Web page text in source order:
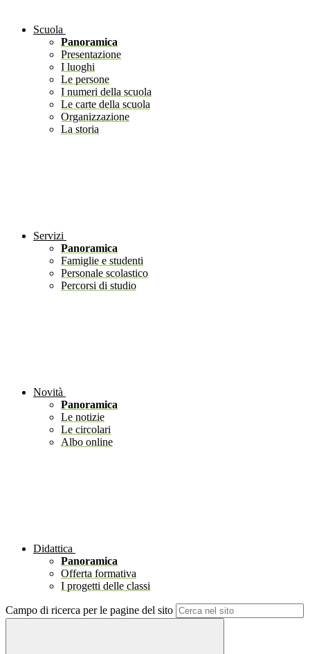
Scuola
Panoramica
Presentazione
I luoghi
Le persone
I numeri della scuola
Le carte della scuola
Organizzazione
La storia
Servizi
Panoramica
Famiglie e studenti
Personale scolastico
Percorsi di studio
Novità
Panoramica
Le notizie
Le circolari
Albo online
Didattica
Panoramica
Offerta formativa
I progetti delle classi
Campo di ricerca per le pagine del sito